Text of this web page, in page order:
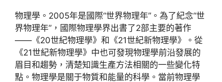
物理學。2005年是國際“世界物理年”。為了紀念“世
界物理年”，國際物理學界出書了2部主要的著作
——《20世紀物理學》和《21世紀新物理學》。從
《21世紀新物理學》中也可發現物理學前沿發展的
眉目和趨勢，清楚知識生產方法相關的一些變化特
點。物理學是關于物質和能量的科學。當前物理學